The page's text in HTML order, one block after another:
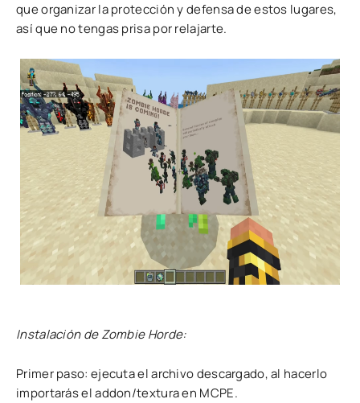
que organizar la protección y defensa de estos lugares,
así que no tengas prisa por relajarte.
Instalación de Zombie Horde:
Primer paso: ejecuta el archivo descargado, al hacerlo
importarás el addon/textura en MCPE.